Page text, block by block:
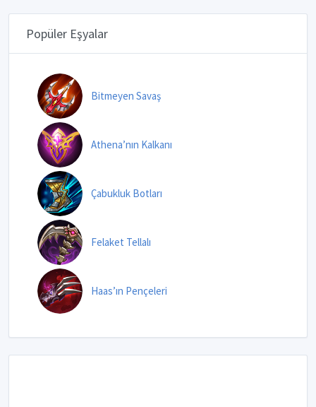
Popüler Eşyalar
Bitmeyen Savaş
Athena’nın Kalkanı
Çabukluk Botları
Felaket Tellalı
Haas’ın Pençeleri